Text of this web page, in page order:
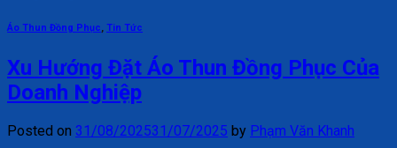
Áo Thun Đồng Phục, Tin Tức
Xu Hướng Đặt Áo Thun Đồng Phục Của
Doanh Nghiệp
Posted on 31/08/202531/07/2025 by Phạm Văn Khanh